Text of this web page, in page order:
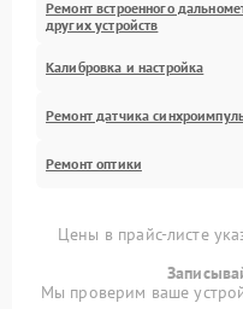
Ремонт встроенного
других устройств
Калибровка и настройка
Ремонт датчика
Ремонт оптики
Цены в прайс-листе
Мы проверим ваше